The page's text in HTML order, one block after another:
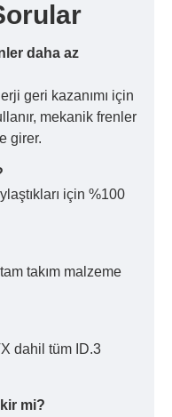
daha az
geri kazanımı için
mekanik frenler
girer.
için %100
takım malzeme
dahil tüm ID.3
mi?